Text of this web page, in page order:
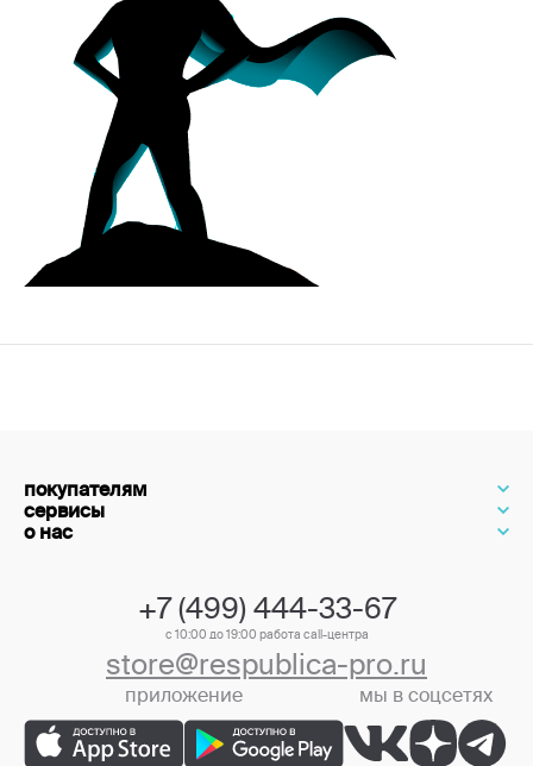
покупателям
сервисы
о нас
+7 (499) 444-33-67
с 10:00 до 19:00 работа call-центра
store@respublica-pro.ru
приложение мы в соцсетях